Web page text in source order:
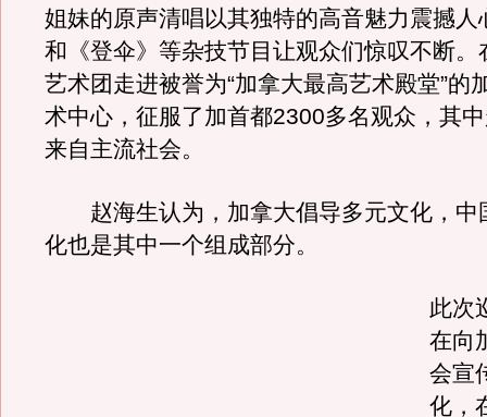
姐妹的原声清唱以其独特的高音魅力震撼人
和《登伞》等杂技节目让观众们惊叹不断。
艺术团走进被誉为“加拿大最高艺术殿堂”的
术中心，征服了加首都2300多名观众，其
来自主流社会。
赵海生认为，加拿大倡导多元文化，中
化也是其中一个组成部分。
此次
在向
会宣
化，